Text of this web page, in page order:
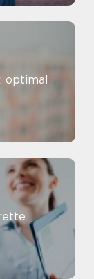
optimal